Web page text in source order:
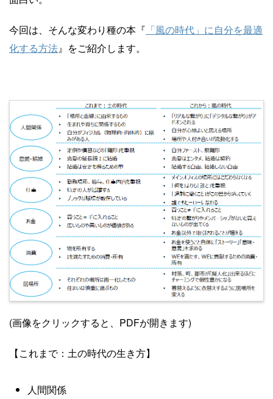
今回は、そんな変わり種の本『 「風の時代」に自分を最適
化する方法』をご紹介します。
(画像をクリックすると、PDFが開きます)
【これまで：土の時代の生き方】
人間関係